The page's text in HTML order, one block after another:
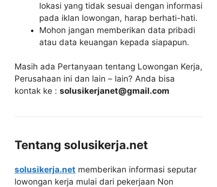
lokasi yang tidak sesuai dengan informasi
pada iklan lowongan, harap berhati-hati.
Mohon jangan memberikan data pribadi
atau data keuangan kepada siapapun.
Masih ada Pertanyaan tentang Lowongan Kerja,
Perusahaan ini dan lain – lain? Anda bisa
kontak ke : solusikerjanet@gmail.com
Tentang solusikerja.net
solusikerja.net memberikan informasi seputar
lowongan kerja mulai dari pekerjaan Non